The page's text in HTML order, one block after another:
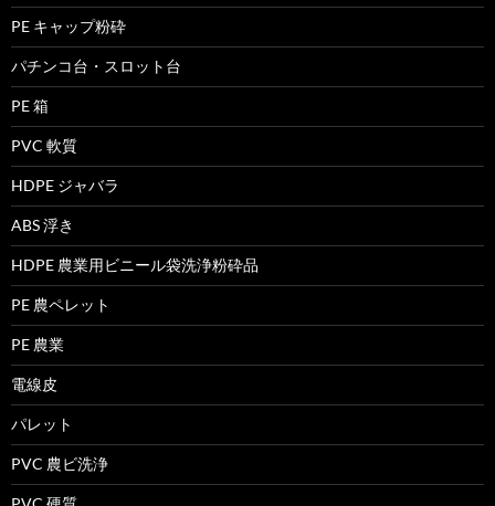
PE キャップ粉砕
パチンコ台・スロット台
PE 箱
PVC 軟質
HDPE ジャバラ
ABS 浮き
HDPE 農業用ビニール袋洗浄粉砕品
PE 農ペレット
PE 農業
電線皮
パレット
PVC 農ビ洗浄